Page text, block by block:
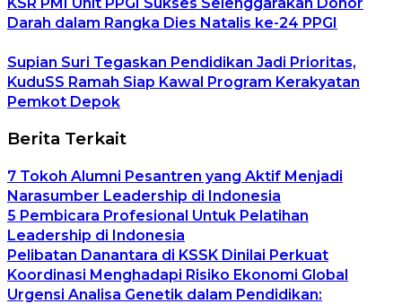
Darah dalam Rangka Dies Natalis ke-24 PPGI
Supian Suri Tegaskan Pendidikan Jadi Prioritas,
KuduSS Ramah Siap Kawal Program Kerakyatan
Pemkot Depok
Berita Terkait
7 Tokoh Alumni Pesantren yang Aktif Menjadi
Narasumber Leadership di Indonesia
5 Pembicara Profesional Untuk Pelatihan
Leadership di Indonesia
Pelibatan Danantara di KSSK Dinilai Perkuat
Koordinasi Menghadapi Risiko Ekonomi Global
Urgensi Analisa Genetik dalam Pendidikan: